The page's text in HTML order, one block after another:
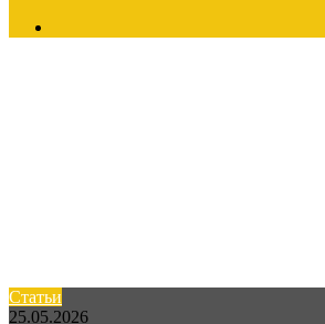
Статьи
25.05.2026